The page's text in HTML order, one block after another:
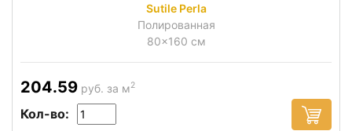
Sutile Perla
Полированная
80x160 см
204.59 руб. за м2
Кол-во: